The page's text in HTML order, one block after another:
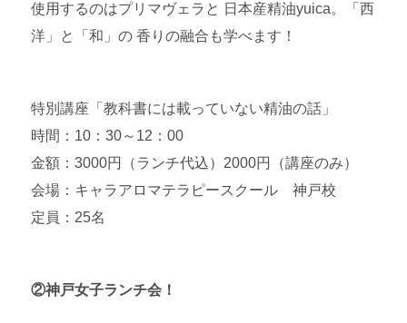
使用するのはプリマヴェラと 日本産精油yuica。「西
洋」と「和」の 香りの融合も学べます！
特別講座「教科書には載っていない精油の話」
時間：10：30～12：00
金額：3000円（ランチ代込）2000円（講座のみ）
会場：キャラアロマテラピースクール 神戸校
定員：25名
②神戸女子ランチ会！